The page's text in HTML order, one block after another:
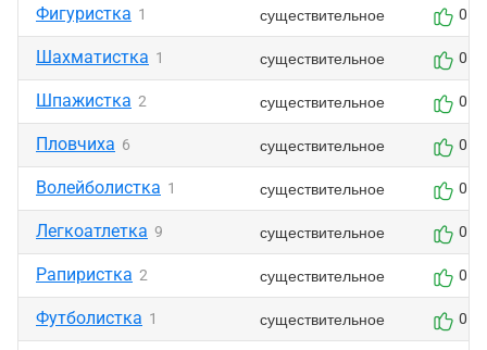
Фигуристка 1 существительное 0
Шахматистка 1 существительное 0
Шпажистка 2 существительное 0
Пловчиха 6 существительное 0
Волейболистка 1 существительное 0
Легкоатлетка 9 существительное 0
Рапиристка 2 существительное 0
Футболистка 1 существительное 0